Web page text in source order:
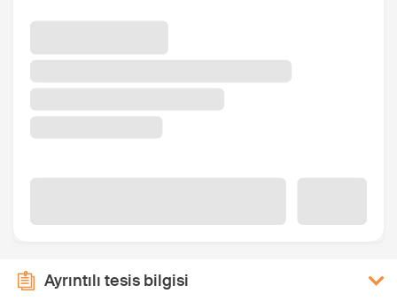
Ayrıntılı tesis bilgisi